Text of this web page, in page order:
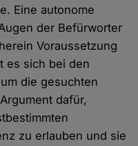
Eine autonome
der Befürworter
Voraussetzung
es sich bei den
die gesuchten
dafür,
zu erlauben und sie